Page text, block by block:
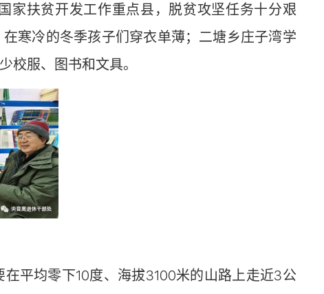
家扶贫开发工作重点县，脱贫攻坚任务十分艰
寒冷的冬季孩子们穿衣单薄；二塘乡庄子湾学
校服、图书和文具。
平均零下10度、海拔3100米的山路上走近3公